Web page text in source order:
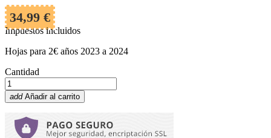
34,99 €
Impuestos incluidos
Hojas para 2€ años 2023 a 2024
Cantidad
add Añadir al carrito